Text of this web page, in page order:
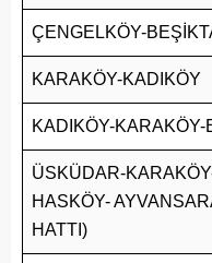
ÇENGELKÖY-
KARAKÖY-KADIKÖY
KADIKÖY-KARAKÖY-
ÜSKÜDAR-
HASKÖY-
HATTI)